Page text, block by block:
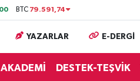
BTC 79.591,74
YAZARLAR E-DERGİ
AKADEMİ DESTEK-TEŞVİK